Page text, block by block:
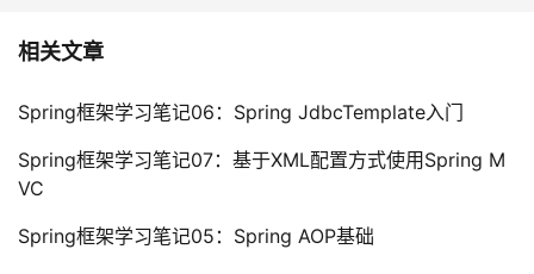
相关文章
Spring框架学习笔记06：Spring JdbcTemplate入门
Spring框架学习笔记07：基于XML配置方式使用Spring M
VC
Spring框架学习笔记05：Spring AOP基础